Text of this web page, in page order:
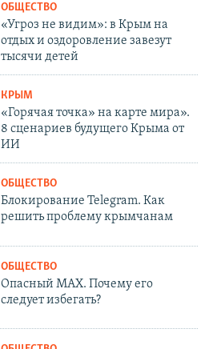
ОБЩЕСТВО
«Угроз не видим»: в Крым на
отдых и оздоровление завезут
тысячи детей
КРЫМ
«Горячая точка» на карте мира».
8 сценариев будущего Крыма от
ИИ
ОБЩЕСТВО
Блокирование Telegram. Как
решить проблему крымчанам
ОБЩЕСТВО
Опасный MAX. Почему его
следует избегать?